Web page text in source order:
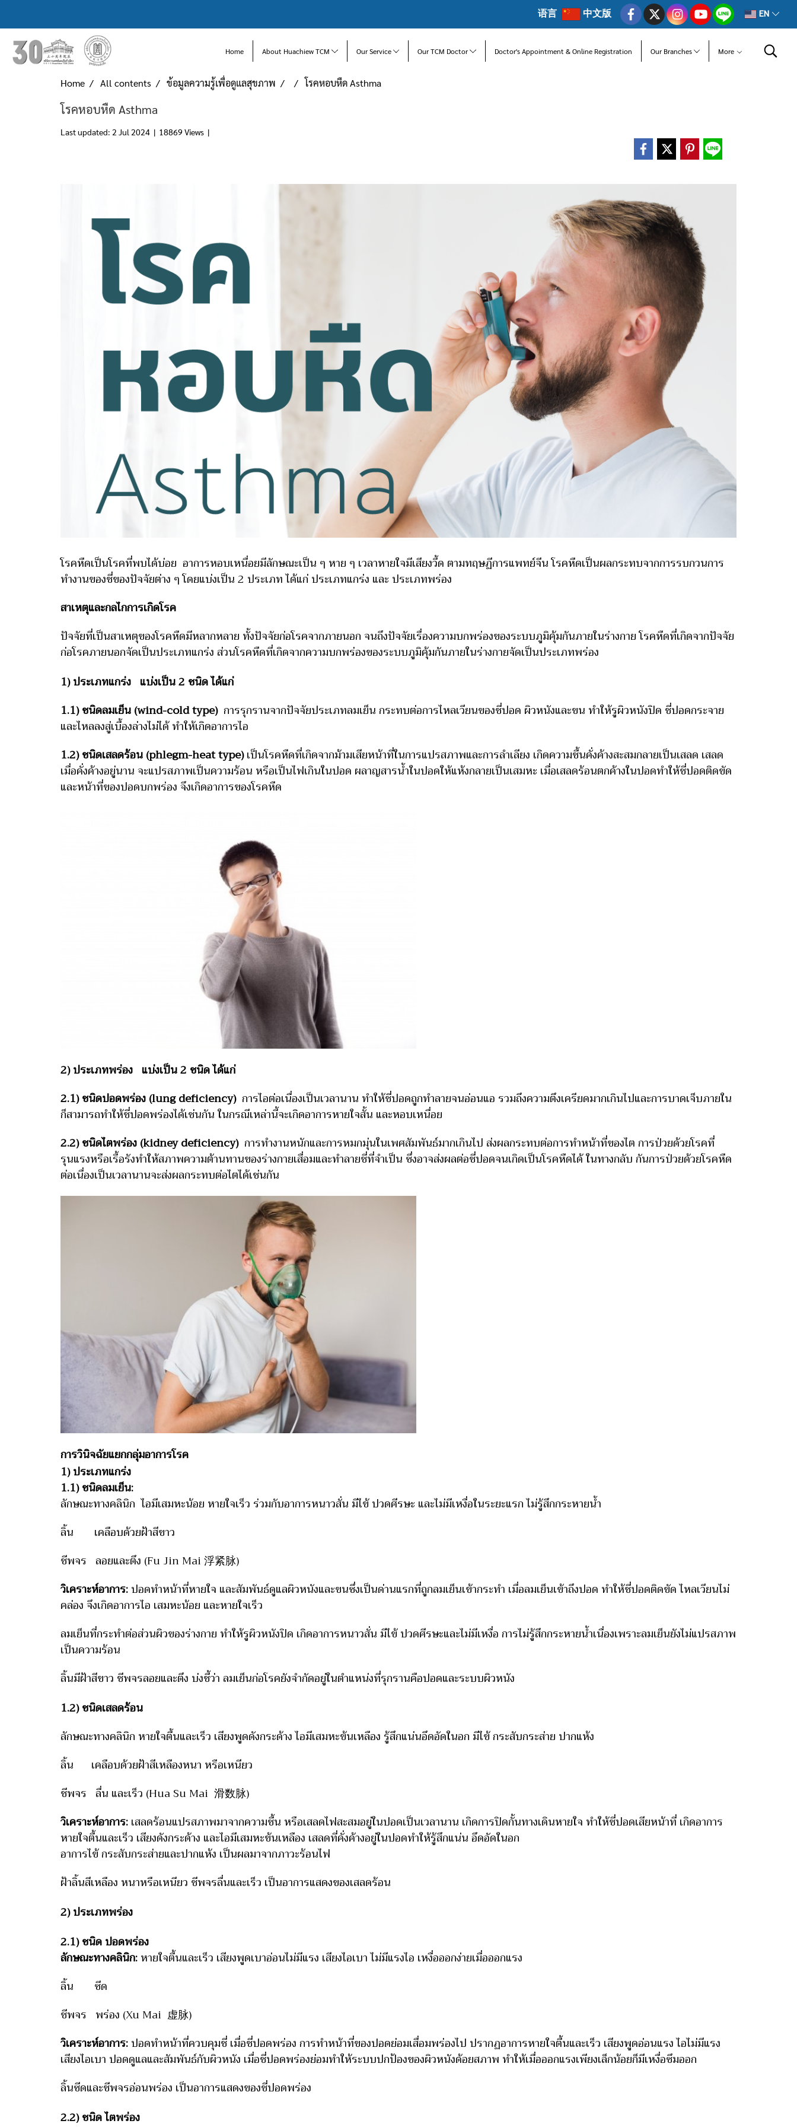
语言 中文版 EN
Home About Huachiew TCM Our Service Our TCM Doctor Doctor's Appointment & Online Registration Our Branches More
Home All contents ข้อมูลความรู้เพื่อดูแลสุขภาพ โรคหอบหืด Asthma
โรคหอบหืด Asthma
Last updated: 2 Jul 2024 | 18869 Views |
โรคหืดเป็นโรคที่พบได้บ่อย อาการหอบเหนื่อยมีลักษณะเป็น ๆ หาย ๆ เวลาหายใจมีเสียงวี้ด ตามทฤษฏีการแพทย์จีน โรคหืดเป็นผลกระทบจากการรบกวนการ
ทำงานของชี่ของปัจจัยต่าง ๆ โดยแบ่งเป็น 2 ประเภท ได้แก่ ประเภทแกร่ง และ ประเภทพร่อง
สาเหตุและกลไกการเกิดโรค
ปัจจัยที่เป็นสาเหตุของโรคหืดมีหลากหลาย ทั้งปัจจัยก่อโรคจากภายนอก จนถึงปัจจัยเรื่องความบกพร่องของระบบภูมิคุ้มกันภายในร่างกาย โรคหืดที่เกิดจากปัจจัย
ก่อโรคภายนอกจัดเป็นประเภทแกร่ง ส่วนโรคหืดที่เกิดจากความบกพร่องของระบบภูมิคุ้มกันภายในร่างกายจัดเป็นประเภทพร่อง
1) ประเภทแกร่ง แบ่งเป็น 2 ชนิด ได้แก่
1.1) ชนิดลมเย็น (wind-cold type)การรุกรานจากปัจจัยประเภทลมเย็น กระทบต่อการไหลเวียนของชี่ปอด ผิวหนังและขน ทำให้รูผิวหนังปิด ชี่ปอดกระจาย
และไหลลงสู่เบื้องล่างไม่ได้ ทำให้เกิดอาการไอ
1.2) ชนิดเสลดร้อน (phlegm-heat type)เป็นโรคหืดที่เกิดจากม้ามเสียหน้าที่ในการแปรสภาพและการลำเลียง เกิดความชื้นคั่งค้างสะสมกลายเป็นเสลด เสลด
เมื่อคั่งค้างอยู่นาน จะแปรสภาพเป็นความร้อน หรือเป็นไฟเกินในปอด ผลาญสารน้ำในปอดให้แห้งกลายเป็นเสมหะ เมื่อเสลดร้อนตกค้างในปอดทำให้ชี่ปอดติดขัด
และหน้าที่ของปอดบกพร่อง จึงเกิดอาการของโรคหืด
2) ประเภทพร่อง แบ่งเป็น 2 ชนิด ได้แก่
2.1) ชนิดปอดพร่อง (lung deficiency)การไอต่อเนื่องเป็นเวลานาน ทำให้ชี่ปอดถูกทำลายจนอ่อนแอ รวมถึงความตึงเครียดมากเกินไปและการบาดเจ็บภายใน
ก็สามารถทำให้ชี่ปอดพร่องได้เช่นกัน ในกรณีเหล่านี้จะเกิดอาการหายใจสั้น และหอบเหนื่อย
2.2) ชนิดไตพร่อง (kidney deficiency)การทำงานหนักและการหมกมุ่นในเพศสัมพันธ์มากเกินไป ส่งผลกระทบต่อการทำหน้าที่ของไต การป่วยด้วยโรคที่
รุนแรงหรือเรื้อรังทำให้สภาพความต้านทานของร่างกายเสื่อมและทำลายชี่ที่จำเป็น ซึ่งอาจส่งผลต่อชี่ปอดจนเกิดเป็นโรคหืดได้ ในทางกลับ กันการป่วยด้วยโรคหืด
ต่อเนื่องเป็นเวลานานจะส่งผลกระทบต่อไตได้เช่นกัน
การวินิจฉัยแยกกลุ่มอาการโรค
1) ประเภทแกร่ง
1.1) ชนิดลมเย็น:
ลักษณะทางคลินิก ไอมีเสมหะน้อย หายใจเร็ว ร่วมกับอาการหนาวสั่น มีไข้ ปวดศีรษะ และไม่มีเหงื่อในระยะแรก ไม่รู้สึกกระหายน้ำ
ลิ้น เคลือบด้วยฝ้าสีขาว
ชีพจร ลอยและตึง (Fu Jin Mai 浮紧脉)
วิเคราะห์อาการ:ปอดทำหน้าที่หายใจ และสัมพันธ์ดูแลผิวหนังและขนซึ่งเป็นด่านแรกที่ถูกลมเย็นเข้ากระทำ เมื่อลมเย็นเข้าถึงปอด ทำให้ชี่ปอดติดขัด ไหลเวียนไม่
คล่อง จึงเกิดอาการไอ เสมหะน้อย และหายใจเร็ว
ลมเย็นที่กระทำต่อส่วนผิวของร่างกาย ทำให้รูผิวหนังปิด เกิดอาการหนาวสั่น มีไข้ ปวดศีรษะและไม่มีเหงื่อ การไม่รู้สึกกระหายน้ำเนื่องเพราะลมเย็นยังไม่แปรสภาพ
เป็นความร้อน
ลิ้นมีฝ้าสีขาว ชีพจรลอยและตึง บ่งชี้ว่า ลมเย็นก่อโรคยังจำกัดอยู่ในตำแหน่งที่รุกรานคือปอดและระบบผิวหนัง
1.2) ชนิดเสลดร้อน
ลักษณะทางคลินิก หายใจตื้นและเร็ว เสียงพูดดังกระด้าง ไอมีเสมหะข้นเหลือง รู้สึกแน่นอึดอัดในอก มีไข้ กระสับกระส่าย ปากแห้ง
ลิ้น เคลือบด้วยฝ้าสีเหลืองหนา หรือเหนียว
ชีพจร ลื่น และเร็ว (Hua Su Mai 滑数脉)
วิเคราะห์อาการ:เสลดร้อนแปรสภาพมาจากความชื้น หรือเสลดไฟสะสมอยู่ในปอดเป็นเวลานาน เกิดการปิดกั้นทางเดินหายใจ ทำให้ชี่ปอดเสียหน้าที่ เกิดอาการ
หายใจตื้นและเร็ว เสียงดังกระด้าง และไอมีเสมหะข้นเหลือง เสลดที่คั่งค้างอยู่ในปอดทำให้รู้สึกแน่น อึดอัดในอก
อาการไข้ กระสับกระส่ายและปากแห้ง เป็นผลมาจากภาวะร้อนไฟ
ฝ้าลิ้นสีเหลือง หนาหรือเหนียว ชีพจรลื่นและเร็ว เป็นอาการแสดงของเสลดร้อน
2) ประเภทพร่อง
2.1) ชนิด ปอดพร่อง
ลักษณะทางคลินิก:หายใจตื้นและเร็ว เสียงพูดเบาอ่อนไม่มีแรง เสียงไอเบา ไม่มีแรงไอ เหงื่อออกง่ายเมื่อออกแรง
ลิ้น ซีด
ชีพจร พร่อง (Xu Mai 虚脉)
วิเคราะห์อาการ:ปอดทำหน้าที่ควบคุมชี่ เมื่อชี่ปอดพร่อง การทำหน้าที่ของปอดย่อมเสื่อมพร่องไป ปรากฏอาการหายใจตื้นและเร็ว เสียงพูดอ่อนแรง ไอไม่มีแรง
เสียงไอเบา ปอดดูแลและสัมพันธ์กับผิวหนัง เมื่อชี่ปอดพร่องย่อมทำให้ระบบปกป้องของผิวหนังด้อยสภาพ ทำให้เมื่อออกแรงเพียงเล็กน้อยก็มีเหงื่อซึมออก
ลิ้นซีดและชีพจรอ่อนพร่อง เป็นอาการแสดงของชี่ปอดพร่อง
2.2) ชนิด ไตพร่อง